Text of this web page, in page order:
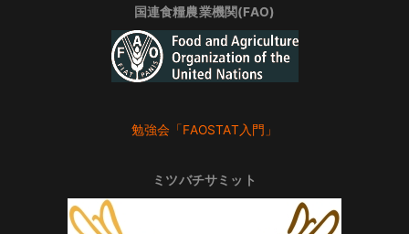
国連食糧農業機関(FAO)
勉強会「FAOSTAT入門」
ミツバチサミット